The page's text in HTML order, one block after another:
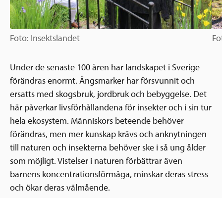
Foto: Insektslandet
Under de senaste 100 åren har landskapet i Sverige
förändras enormt. Ängsmarker har försvunnit och
ersatts med skogsbruk, jordbruk och bebyggelse. Det
här påverkar livsförhållandena för insekter och i sin tur
hela ekosystem. Människors beteende behöver
förändras, men mer kunskap krävs och anknytningen
till naturen och insekterna behöver ske i så ung ålder
som möjligt. Vistelser i naturen förbättrar även
barnens koncentrationsförmåga, minskar deras stress
och ökar deras välmående.